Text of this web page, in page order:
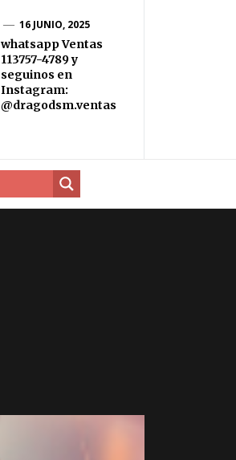
16 JUNIO, 2025
whatsapp Ventas
113757-4789 y
seguinos en
Instagram:
@dragodsm.ventas